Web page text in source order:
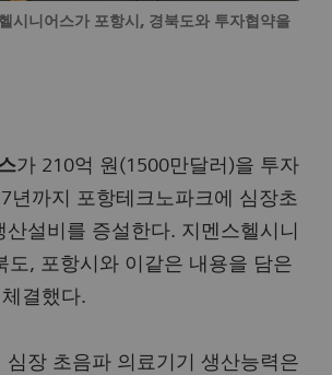
시니어스가 포항시, 경북도와 투자협약을
가 210억 원(1500만달러)을 투자
년까지 포항테크노파크에 심장초
산설비를 증설한다. 지멘스헬시니
도, 포항시와 이같은 내용을 담은
결했다.
심장 초음파 의료기기 생산능력은